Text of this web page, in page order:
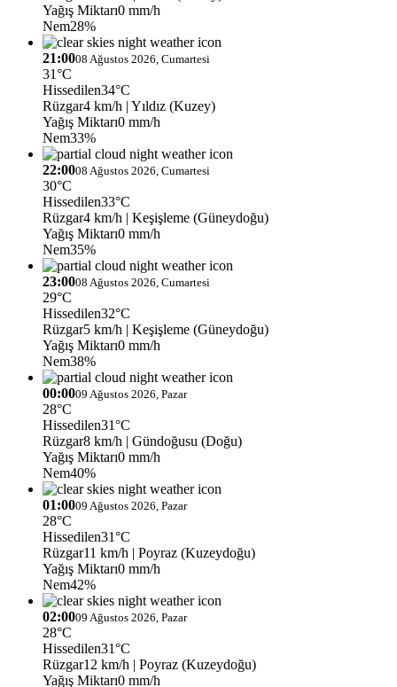
Yağış Miktarı0 mm/h
Nem28%
21:0008 Ağustos 2026, Cumartesi
31°C
Hissedilen34°C
Rüzgar4 km/h | Yıldız (Kuzey)
Yağış Miktarı0 mm/h
Nem33%
22:0008 Ağustos 2026, Cumartesi
30°C
Hissedilen33°C
Rüzgar4 km/h | Keşişleme (Güneydoğu)
Yağış Miktarı0 mm/h
Nem35%
23:0008 Ağustos 2026, Cumartesi
29°C
Hissedilen32°C
Rüzgar5 km/h | Keşişleme (Güneydoğu)
Yağış Miktarı0 mm/h
Nem38%
00:0009 Ağustos 2026, Pazar
28°C
Hissedilen31°C
Rüzgar8 km/h | Gündoğusu (Doğu)
Yağış Miktarı0 mm/h
Nem40%
01:0009 Ağustos 2026, Pazar
28°C
Hissedilen31°C
Rüzgar11 km/h | Poyraz (Kuzeydoğu)
Yağış Miktarı0 mm/h
Nem42%
02:0009 Ağustos 2026, Pazar
28°C
Hissedilen31°C
Rüzgar12 km/h | Poyraz (Kuzeydoğu)
Yağış Miktarı0 mm/h